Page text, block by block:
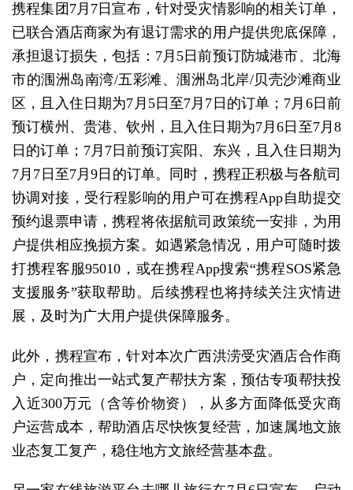
携程集团7月7日宣布，针对受灾情影响的相关订单，
已联合酒店商家为有退订需求的用户提供兜底保障，
承担退订损失，包括：7月5日前预订防城港市、北海
市的涠洲岛南湾/五彩滩、涠洲岛北岸/贝壳沙滩商业
区，且入住日期为7月5日至7月7日的订单；7月6日前
预订横州、贵港、钦州，且入住日期为7月6日至7月8
日的订单；7月7日前预订宾阳、东兴，且入住日期为
7月7日至7月9日的订单。同时，携程正积极与各航司
协调对接，受行程影响的用户可在携程App自助提交
预约退票申请，携程将依据航司政策统一安排，为用
户提供相应挽损方案。如遇紧急情况，用户可随时拨
打携程客服95010，或在携程App搜索“携程SOS紧急
支援服务”获取帮助。后续携程也将持续关注灾情进
展，及时为广大用户提供保障服务。
此外，携程宣布，针对本次广西洪涝受灾酒店合作商
户，定向推出一站式复产帮扶方案，预估专项帮扶投
入近300万元（含等价物资），从多方面降低受灾商
户运营成本，帮助酒店尽快恢复经营，加速属地文旅
业态复工复产，稳住地方文旅经营基本盘。